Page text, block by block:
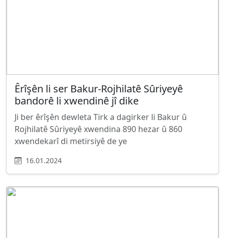
Êrîşên li ser Bakur-Rojhilatê Sûriyeyê
bandorê li xwendinê jî dike
Ji ber êrîşên dewleta Tirk a dagirker li Bakur û
Rojhilatê Sûriyeyê xwendina 890 hezar û 860
xwendekarî di metirsiyê de ye
16.01.2024